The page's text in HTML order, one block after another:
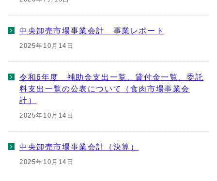
中央卸売市場事業会計 事業レポート
2025年10月14日
令和6年度 補助金支出一覧、貸付金一覧、委託
料支出一覧の公表について（食肉市場事業会
計）
2025年10月14日
中央卸売市場事業会計（決算）
2025年10月14日